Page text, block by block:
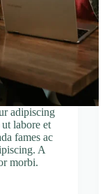
adipiscing
labore et
fames ac
A
morbi.